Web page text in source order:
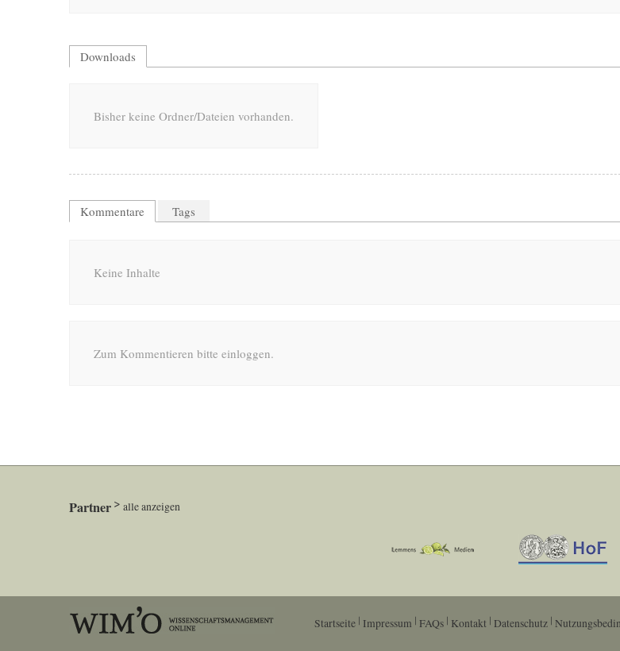
Downloads
Bisher keine Ordner/Dateien vorhanden.
Kommentare Tags
Keine Inhalte
Zum Kommentieren bitte einloggen.
Partner alle anzeigen
Startseite Impressum FAQs Kontakt Datenschutz